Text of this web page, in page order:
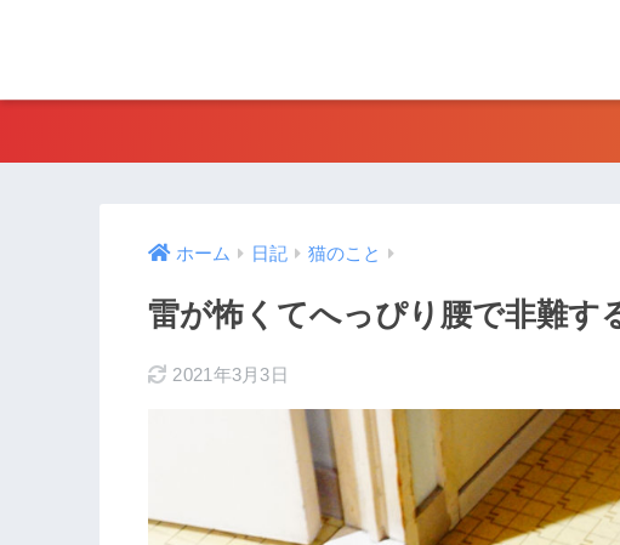
ホーム 日記 猫のこと
雷が怖くてへっぴり腰で非難す
2021年3月3日